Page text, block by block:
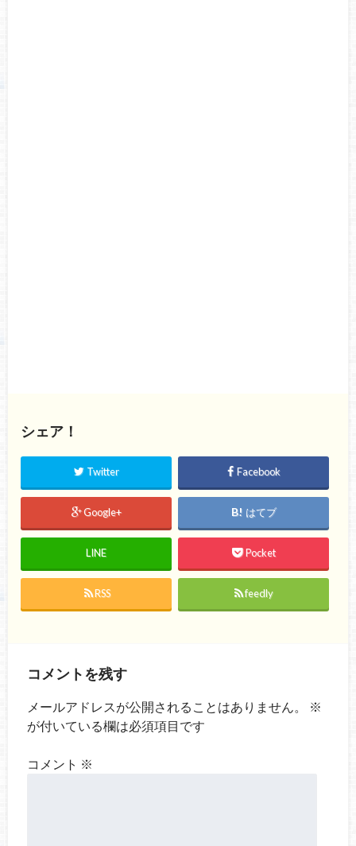
シェア！
Twitter Facebook
Google+ はてブ
LINE Pocket
RSS feedly
コメントを残す
メールアドレスが公開されることはありません。
※
が付いている欄は必須項目です
コメント ※